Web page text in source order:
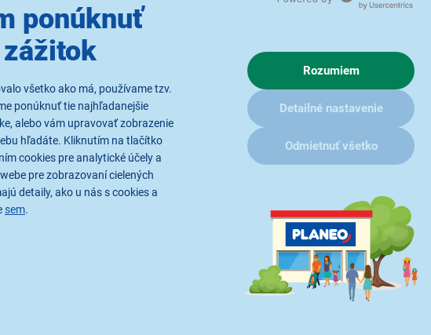
ponúknuť
všetko ako má, používame tzv.
ponúknuť tie najhľadanejšie
alebo vám upravovať zobrazenie
hľadáte. Kliknutím na tlačítko
cookies pre analytické účely a
pre zobrazovaní cielených
detaily, ako u nás s cookies a
sem.
Rozumiem
Detailné nastavenie
Odmietnuť všetko
priamo do akcie.
hry a podľa
o nič starať.
herného
odozvu vstupu,
obzorov.LED
skutočný HDR
Zvuk dokonale prispôsobený